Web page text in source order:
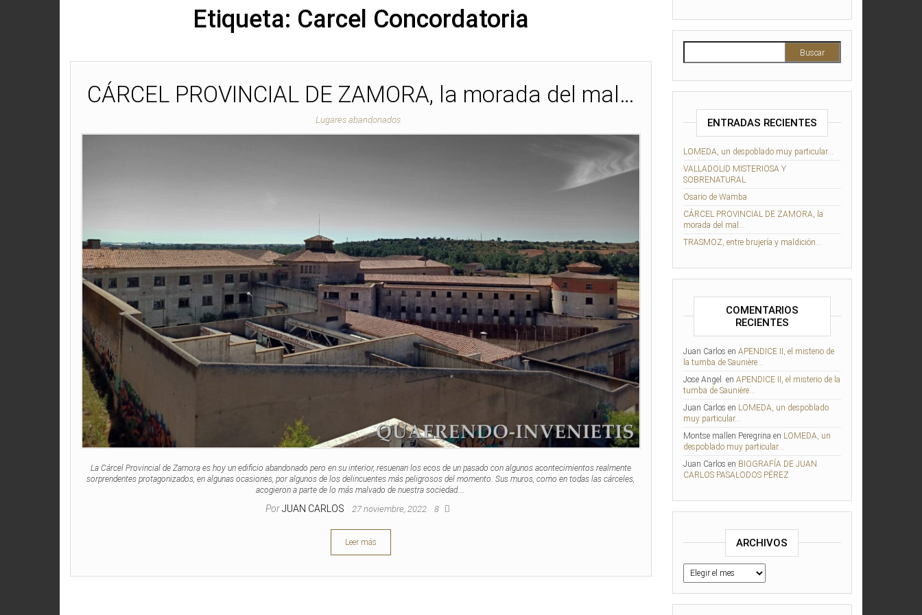
Etiqueta: Carcel Concordatoria
CÁRCEL PROVINCIAL DE ZAMORA, la morada del mal…
Lugares abandonados
La Cárcel Provincial de Zamora es hoy un edificio abandonado pero en su interior, resuenan los ecos de un pasado con algunos acontecimientos realmente
sorprendentes protagonizados, en algunas ocasiones, por algunos de los delincuentes más peligrosos del momento. Sus muros, como en todas las cárceles,
acogieron a parte de lo más malvado de nuestra sociedad.…
Por JUAN CARLOS 27 noviembre, 2022 8
Leer más
ENTRADAS RECIENTES
LOMEDA, un despoblado muy particular…
VALLADOLID MISTERIOSA Y
SOBRENATURAL
Osario de Wamba
CÁRCEL PROVINCIAL DE ZAMORA, la
morada del mal…
TRASMOZ, entre brujería y maldición…
COMENTARIOS
RECIENTES
Juan Carlos en APENDICE II, el misterio de
la tumba de Saunière…
Jose Angel. en APENDICE II, el misterio de la
tumba de Saunière…
Juan Carlos en LOMEDA, un despoblado
muy particular…
Montse mallen Peregrina en LOMEDA, un
despoblado muy particular…
Juan Carlos en BIOGRAFÍA DE JUAN
CARLOS PASALODOS PÉREZ
ARCHIVOS
Archivos